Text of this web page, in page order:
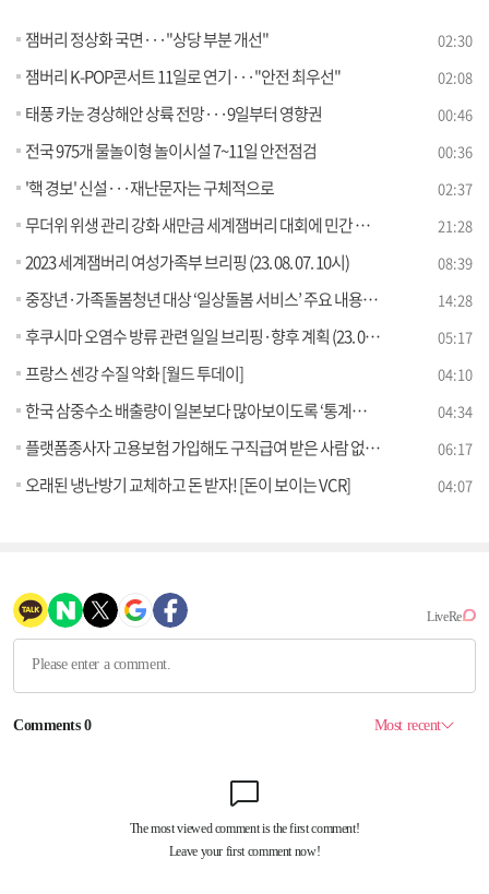
잼버리 정상화 국면···"상당 부분 개선" 02:30
잼버리 K-POP콘서트 11일로 연기···"안전 최우선" 02:08
태풍 카눈 경상해안 상륙 전망···9일부터 영향권 00:46
전국 975개 물놀이형 놀이시설 7~11일 안전점검 00:36
'핵 경보' 신설···재난문자는 구체적으로 02:37
무더위 위생 관리 강화 새만금 세계잼버리 대회에 민간 지원 총력 21:28
2023 세계잼버리 여성가족부 브리핑 (23. 08. 07. 10시) 08:39
중장년·가족돌봄청년 대상 ‘일상돌봄 서비스’ 주요 내용은? 14:28
후쿠시마 오염수 방류 관련 일일 브리핑·향후 계획 (23. 08. 07. 11시) 05:17
프랑스 센강 수질 악화 [월드 투데이] 04:10
한국 삼중수소 배출량이 일본보다 많아보이도록 ‘통계조작’ 했다? [정책 바로보기] 04:34
플랫폼종사자 고용보험 가입해도 구직급여 받은 사람 없다? [정책 바로보기] 06:17
오래된 냉난방기 교체하고 돈 받자! [돈이 보이는 VCR] 04:07